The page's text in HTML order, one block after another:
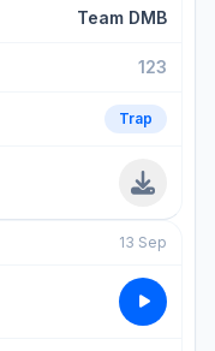
Team DMB
123
Trap
13 Sep